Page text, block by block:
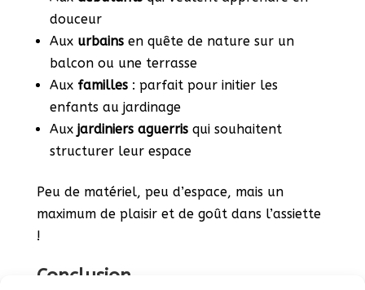
douceur
Aux urbainsen quête de nature sur un
balcon ou une terrasse
Aux familles: parfait pour initier les
enfants au jardinage
Aux jardiniers aguerrisqui souhaitent
structurer leur espace
Peu de matériel, peu d’espace, mais un
maximum de plaisir et de goût dans l’assiette
!
Conclusion